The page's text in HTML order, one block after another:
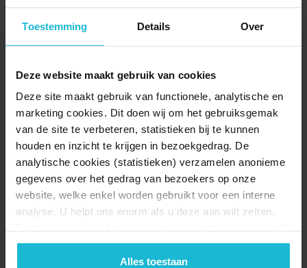
Toestemming Details Over
Deze website maakt gebruik van cookies
Deze site maakt gebruik van functionele, analytische en
marketing cookies. Dit doen wij om het gebruiksgemak
van de site te verbeteren, statistieken bij te kunnen
houden en inzicht te krijgen in bezoekgedrag. De
analytische cookies (statistieken) verzamelen anonieme
gegevens over het gedrag van bezoekers op onze
website, welke enkel worden gebruikt voor een interne
analyse. U helpt ons enorm als u deze aan wilt zetten.
geen commerciële doelstelling. U kunt deze cookies via
de knoppen accepteren, beheren of weigeren.
Alles toestaan